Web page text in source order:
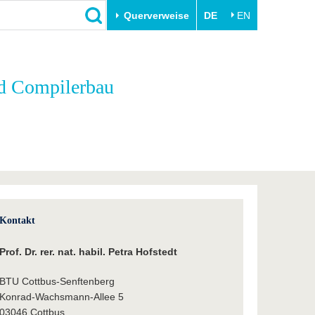
Querverweise DE EN
Transfer
Innovative Transferprojekte
BTU & Region erleben
Compilerbau
Kontakt
Prof. Dr. rer. nat. habil. Petra Hofstedt
BTU Cottbus-Senftenberg
Konrad-Wachsmann-Allee 5
03046 Cottbus